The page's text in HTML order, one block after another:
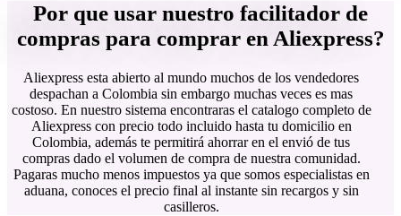
Por que usar nuestro facilitador de
compras para comprar en Aliexpress?
Aliexpress esta abierto al mundo muchos de los vendedores
despachan a Colombia sin embargo muchas veces es mas
costoso. En nuestro sistema encontraras el catalogo completo de
Aliexpress con precio todo incluido hasta tu domicilio en
Colombia, además te permitirá ahorrar en el envió de tus
compras dado el volumen de compra de nuestra comunidad.
Pagaras mucho menos impuestos ya que somos especialistas en
aduana, conoces el precio final al instante sin recargos y sin
casilleros.